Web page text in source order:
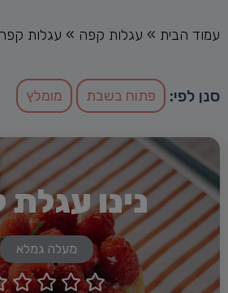
עמוד הבית » עגלות קפה » עגלות
סנן לפי: פתוח בשבת מומלץ
נינו
מעלה גמלא



